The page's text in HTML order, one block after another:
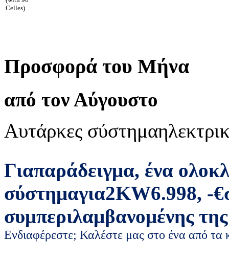
Celles)
Προσφορά του Μήνα
από τον Αύγουστο
Αυτάρκες σύστημα
Γιαπαράδειγμα, ένα
σύστημαγια2KW6.998, -€
συμπεριλαμβανομένης
Ενδιαφέρεστε; Καλέστε μας στο ένα από τα